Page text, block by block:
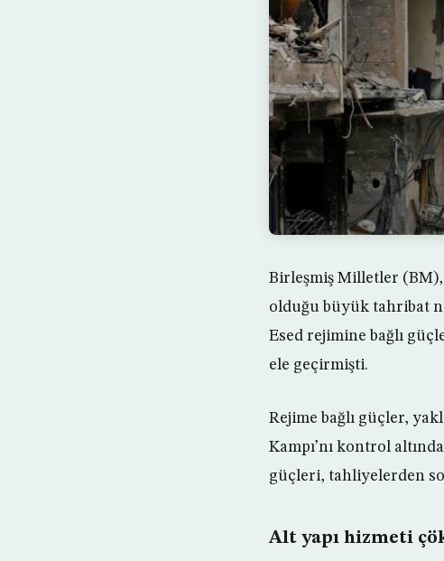
Birleşmiş Milletler (BM),
olduğu büyük tahribat
Esed rejimine bağlı
ele geçirmişti.
Rejime bağlı güçler,
Kampı’nı kontrol
güçleri, tahliyelerden
Alt yapı hizmeti